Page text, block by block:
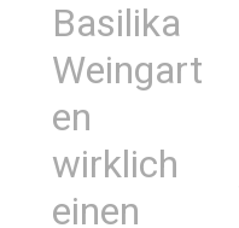
Basilika
Weingart
en
wirklich
einen